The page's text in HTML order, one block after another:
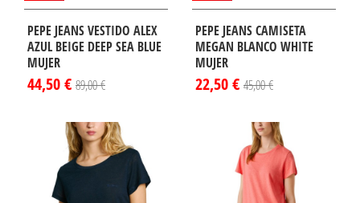
PEPE JEANS VESTIDO ALEX
AZUL BEIGE DEEP SEA BLUE
MUJER
44,50 € 89,00 €
PEPE JEANS CAMISETA
MEGAN BLANCO WHITE
MUJER
22,50 € 45,00 €